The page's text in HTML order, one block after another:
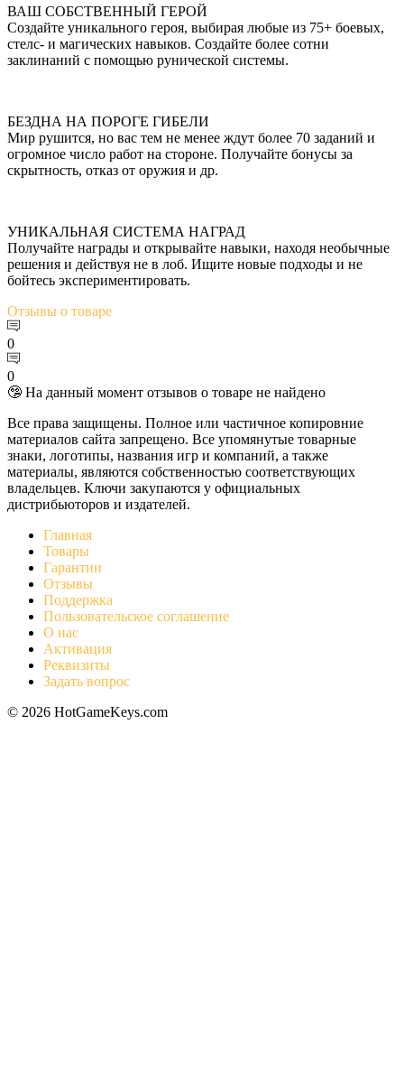
ВАШ СОБСТВЕННЫЙ ГЕРОЙ
Создайте уникального героя, выбирая любые из 75+ боевых,
стелс- и магических навыков. Создайте более сотни
заклинаний с помощью рунической системы.
БЕЗДНА НА ПОРОГЕ ГИБЕЛИ
Мир рушится, но вас тем не менее ждут более 70 заданий и
огромное число работ на стороне. Получайте бонусы за
скрытность, отказ от оружия и др.
УНИКАЛЬНАЯ СИСТЕМА НАГРАД
Получайте награды и открывайте навыки, находя необычные
решения и действуя не в лоб. Ищите новые подходы и не
бойтесь экспериментировать.
Отзывы о товаре
0
0
🤥 На данный момент отзывов о товаре не найдено
Все права защищены. Полное или частичное копировние
материалов сайта запрещено. Все упомянутые товарные
знаки, логотипы, названия игр и компаний, а также
материалы, являются собственностью соответствующих
владельцев. Ключи закупаются у официальных
дистрибьюторов и издателей.
Главная
Товары
Гарантии
Отзывы
Поддержка
Пользовательское соглашение
О нас
Активация
Реквизиты
Задать вопрос
© 2026 HotGameKeys.com